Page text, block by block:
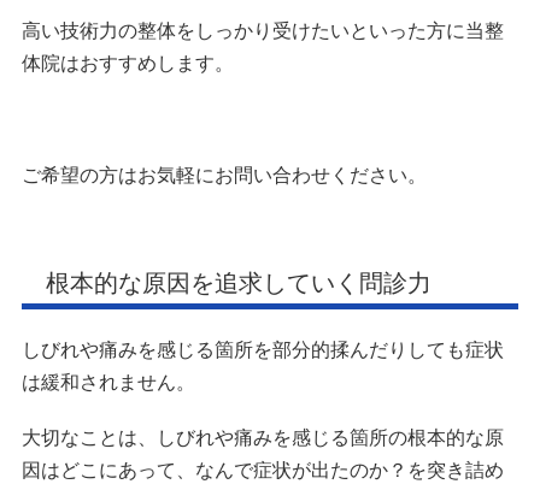
高い技術力の整体をしっかり受けたいといった方に当整
体院はおすすめします。
ご希望の方はお気軽にお問い合わせください。
根本的な原因を追求していく問診力
しびれや痛みを感じる箇所を部分的揉んだりしても症状
は緩和されません。
大切なことは、しびれや痛みを感じる箇所の根本的な原
因はどこにあって、なんで症状が出たのか？を突き詰め